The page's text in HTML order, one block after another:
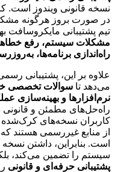
نسخه قانونی ویندوز است.
در صورت بروز هرگونه
تیم پشتیبانی مایکروسافت
مشکلات سیستم، رفع
راه‌اندازی برنامه‌ها،
علاوه بر این، پشتیبانی
می‌دهد تا سوالات تخصصی
نرم‌افزارها و بهینه‌سازی
راه‌حل‌های مطمئن و قانونی
کاربران نسخه‌های کرک‌شده
از منابع غیررسمی هستند
است. بنابراین، داشتن نسخه
سیستم را تضمین می‌کند،
پشتیبانی حرفه‌ای و قانونی